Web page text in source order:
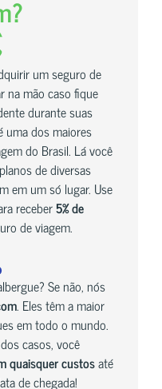
um seguro de
na mão caso fique
durante suas
uma dos maiores
do Brasil. Lá você
de diversas
em um só lugar. Use
receber5% de
de viagem.
Se não, nós
. Eles têm a maior
em todo o mundo.
casos, você
quaisquer custosaté
de chegada!